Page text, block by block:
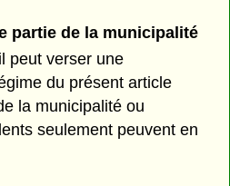
partie de la municipalité
peut verser une
du présent article
la municipalité ou
seulement peuvent en